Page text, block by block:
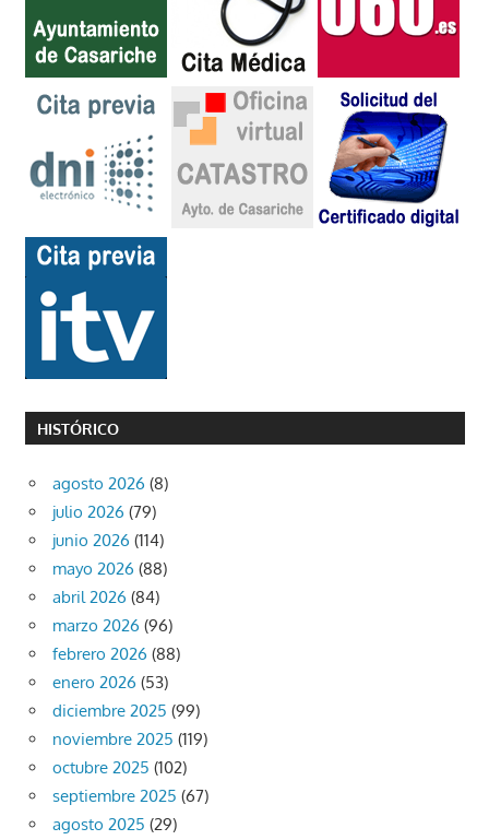
HISTÓRICO
agosto 2026 (8)
julio 2026 (79)
junio 2026 (114)
mayo 2026 (88)
abril 2026 (84)
marzo 2026 (96)
febrero 2026 (88)
enero 2026 (53)
diciembre 2025 (99)
noviembre 2025 (119)
octubre 2025 (102)
septiembre 2025 (67)
agosto 2025 (29)